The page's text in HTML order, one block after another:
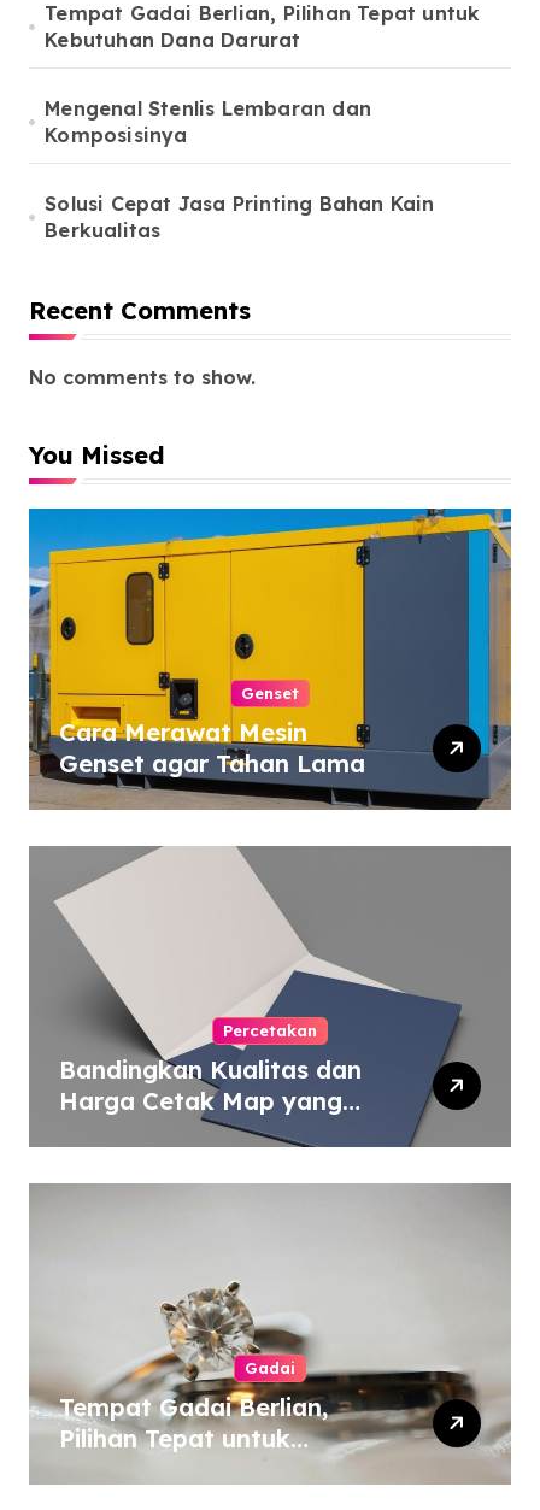
Tempat Gadai Berlian, Pilihan Tepat untuk
Kebutuhan Dana Darurat
Mengenal Stenlis Lembaran dan
Komposisinya
Solusi Cepat Jasa Printing Bahan Kain
Berkualitas
Recent Comments
No comments to show.
You Missed
Genset
Cara Merawat Mesin
Genset agar Tahan Lama
Percetakan
Bandingkan Kualitas dan
Harga Cetak Map yang
Murah atau Mahal
Gadai
Tempat Gadai Berlian,
Pilihan Tepat untuk